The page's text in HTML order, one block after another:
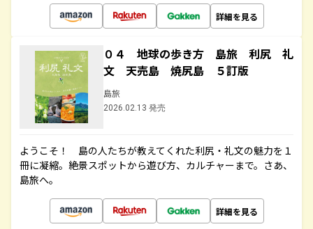
詳細を見る
０４ 地球の歩き方 島旅 利尻 礼
文 天売島 焼尻島 ５訂版
島旅
2026.02.13 発売
ようこそ！ 島の人たちが教えてくれた利尻・礼文の魅力を１
冊に凝縮。絶景スポットから遊び方、カルチャーまで。さあ、
島旅へ。
詳細を見る